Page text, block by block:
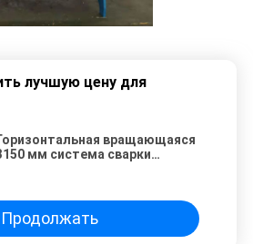
лучшую цену для
вращающаяся
мм система сварки
Продолжать